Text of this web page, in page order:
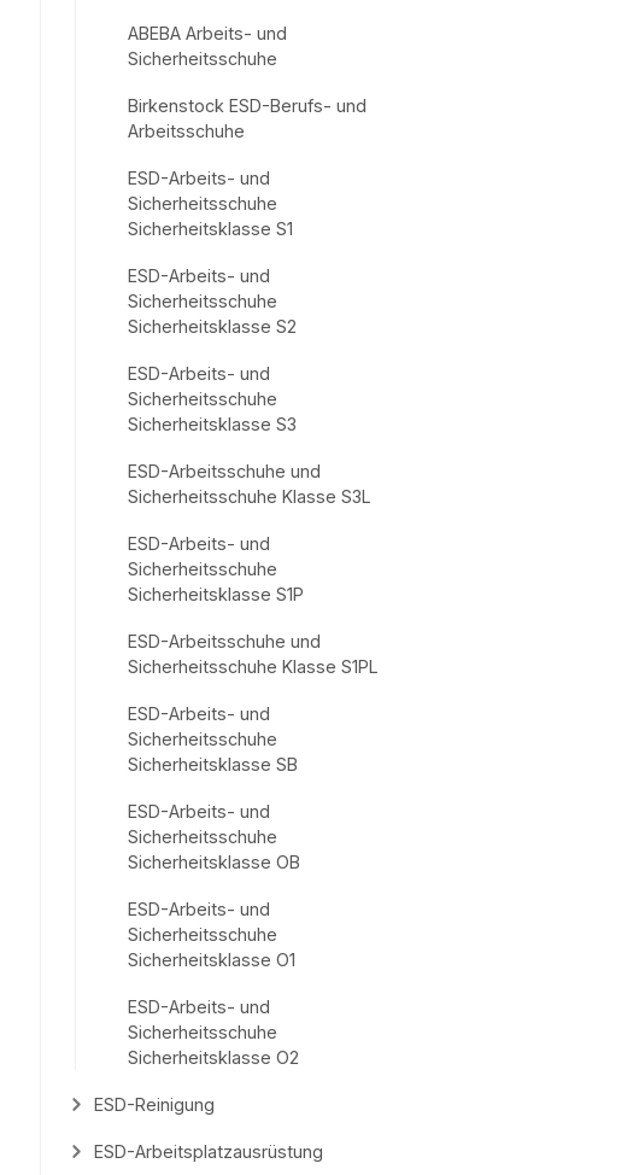
ABEBA Arbeits- und
Sicherheitsschuhe
Birkenstock ESD-Berufs- und
Arbeitsschuhe
ESD-Arbeits- und
Sicherheitsschuhe
Sicherheitsklasse S1
ESD-Arbeits- und
Sicherheitsschuhe
Sicherheitsklasse S2
ESD-Arbeits- und
Sicherheitsschuhe
Sicherheitsklasse S3
ESD-Arbeitsschuhe und
Sicherheitsschuhe Klasse S3L
ESD-Arbeits- und
Sicherheitsschuhe
Sicherheitsklasse S1P
ESD-Arbeitsschuhe und
Sicherheitsschuhe Klasse S1PL
ESD-Arbeits- und
Sicherheitsschuhe
Sicherheitsklasse SB
ESD-Arbeits- und
Sicherheitsschuhe
Sicherheitsklasse OB
ESD-Arbeits- und
Sicherheitsschuhe
Sicherheitsklasse O1
ESD-Arbeits- und
Sicherheitsschuhe
Sicherheitsklasse O2
ESD-Reinigung
ESD-Arbeitsplatzausrüstung